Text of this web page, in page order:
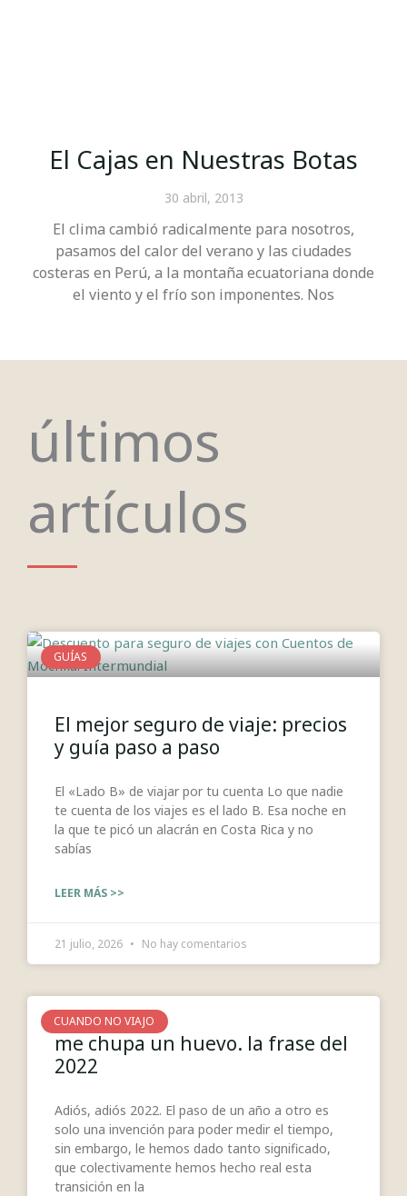
El Cajas en Nuestras Botas
30 abril, 2013
El clima cambió radicalmente para nosotros,
pasamos del calor del verano y las ciudades
costeras en Perú, a la montaña ecuatoriana donde
el viento y el frío son imponentes. Nos
últimos
artículos
GUÍAS
El mejor seguro de viaje: precios
y guía paso a paso
El «Lado B» de viajar por tu cuenta Lo que nadie
te cuenta de los viajes es el lado B. Esa noche en
la que te picó un alacrán en Costa Rica y no
sabías
LEER MÁS >>
21 julio, 2026 No hay comentarios
CUANDO NO VIAJO
me chupa un huevo. la frase del
2022
Adiós, adiós 2022. El paso de un año a otro es
solo una invención para poder medir el tiempo,
sin embargo, le hemos dado tanto significado,
que colectivamente hemos hecho real esta
transición en la